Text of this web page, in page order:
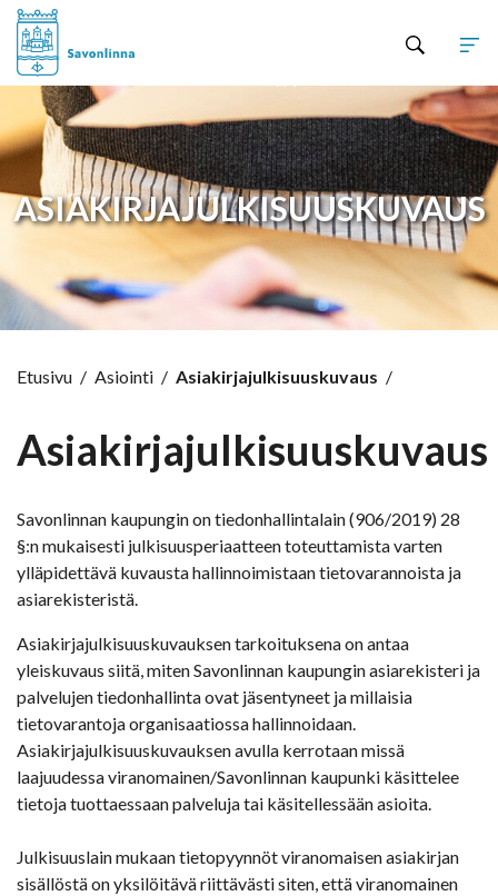
ASIAKIRJAJULKISUUSKUVAUS
Etusivu / Asiointi / Asiakirjajulkisuuskuvaus /
Asiakirjajulkisuuskuvaus
Savonlinnan kaupungin on tiedonhallintalain (906/2019) 28
§:n mukaisesti julkisuusperiaatteen toteuttamista varten
ylläpidettävä kuvausta hallinnoimistaan tietovarannoista ja
asiarekisteristä.
Asiakirjajulkisuuskuvauksen tarkoituksena on antaa
yleiskuvaus siitä, miten Savonlinnan kaupungin asiarekisteri ja
palvelujen tiedonhallinta ovat jäsentyneet ja millaisia
tietovarantoja organisaatiossa hallinnoidaan.
Asiakirjajulkisuuskuvauksen avulla kerrotaan missä
laajuudessa viranomainen/Savonlinnan kaupunki käsittelee
tietoja tuottaessaan palveluja tai käsitellessään asioita.
Julkisuuslain mukaan tietopyynnöt viranomaisen asiakirjan
sisällöstä on yksilöitävä riittävästi siten, että viranomainen